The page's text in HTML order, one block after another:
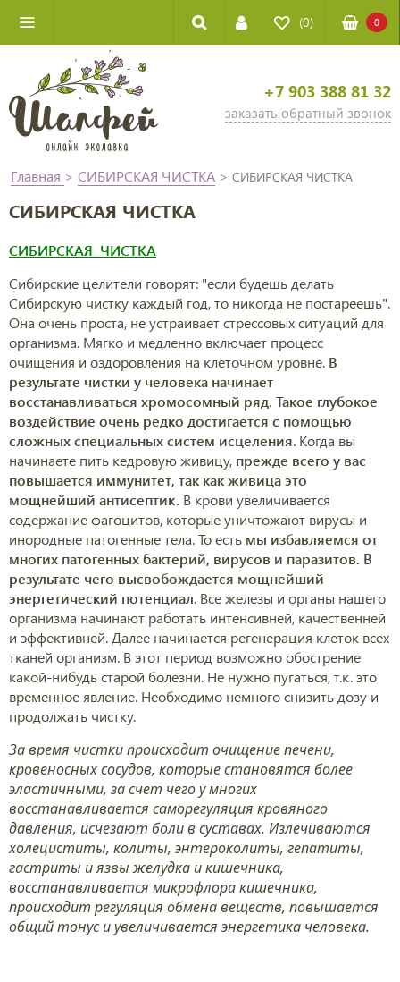
(0) 0
+7 903 388 81 32
заказать обратный звонок
Главная > СИБИРСКАЯ ЧИСТКА > СИБИРСКАЯ ЧИСТКА
СИБИРСКАЯ ЧИСТКА
СИБИРСКАЯ ЧИСТКА
Сибирские целители говорят: "если будешь делать
Сибирскую чистку каждый год, то никогда не постареешь".
Она очень проста, не устраивает стрессовых ситуаций для
организма. Мягко и медленно включает процесс
очищения и оздоровления на клеточном уровне. В
результате чистки у человека начинает
восстанавливаться хромосомный ряд. Такое глубокое
воздействие очень редко достигается с помощью
сложных специальных систем исцеления. Когда вы
начинаете пить кедровую живицу, прежде всего у вас
повышается иммунитет, так как живица это
мощнейший антисептик. В крови увеличивается
содержание фагоцитов, которые уничтожают вирусы и
инородные патогенные тела. То есть мы избавляемся от
многих патогенных бактерий, вирусов и паразитов. В
результате чего высвобождается мощнейший
энергетический потенциал. Все железы и органы нашего
организма начинают работать интенсивней, качественней
и эффективней. Далее начинается регенерация клеток всех
тканей организм. В этот период возможно обострение
какой-нибудь старой болезни. Не нужно пугаться, т.к. это
временное явление. Необходимо немного снизить дозу и
продолжать чистку.
За время чистки происходит очищение печени,
кровеносных сосудов, которые становятся более
эластичными, за счет чего у многих
восстанавливается саморегуляция кровяного
давления, исчезают боли в суставах. Излечиваются
холециститы, колиты, энтероколиты, гепатиты,
гастриты и язвы желудка и кишечника,
восстанавливается микрофлора кишечника,
происходит регуляция обмена веществ, повышается
общий тонус и увеличивается энергетика человека.